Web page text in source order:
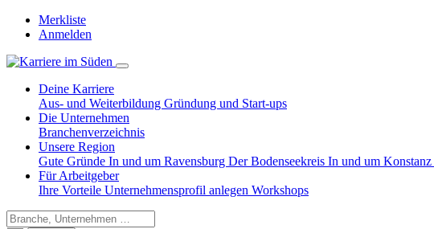
Merkliste
Anmelden
Deine Karriere
Aus- und Weiterbildung Gründung und Start-ups
Die Unternehmen
Branchenverzeichnis
Unsere Region
Gute Gründe In und um Ravensburg Der Bodenseekreis In und um Konstanz
Für Arbeitgeber
Ihre Vorteile Unternehmensprofil anlegen Workshops